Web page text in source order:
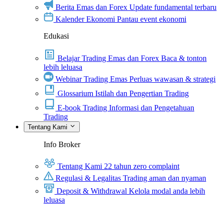
Berita Emas dan Forex Update fundamental terbaru
Kalender Ekonomi Pantau event ekonomi
Edukasi
Belajar Trading Emas dan Forex Baca & tonton
lebih leluasa
Webinar Trading Emas Perluas wawasan & strategi
Glossarium Istilah dan Pengertian Trading
E-book Trading Informasi dan Pengetahuan
Trading
Tentang Kami
Info Broker
Tentang Kami 22 tahun zero complaint
Regulasi & Legalitas Trading aman dan nyaman
Deposit & Withdrawal Kelola modal anda lebih
leluasa